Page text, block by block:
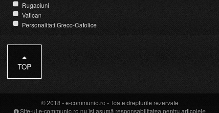
Rugaciuni
Vatican
Personalitati Greco-Catolice
TOP
© 2018 -e-communio.ro - Toate drepturile rezervate
Site-ul e-communio.ro nu își asumă responsabilitatea pentru articolele